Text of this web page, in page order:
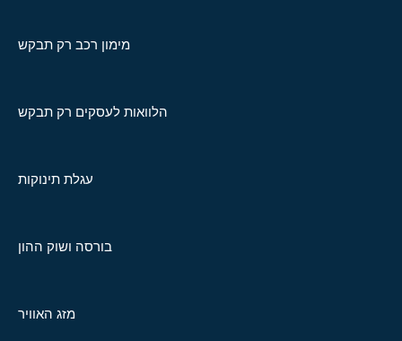
מימון רכב רק תבקש
הלוואות לעסקים רק תבקש
עגלת תינוקות
בורסה ושוק ההון
מזג האוויר